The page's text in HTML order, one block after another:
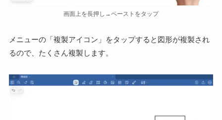
画面上を長押し→ペーストをタップ
メニューの「複製アイコン」をタップすると図形が複製され
るので、たくさん複製します。